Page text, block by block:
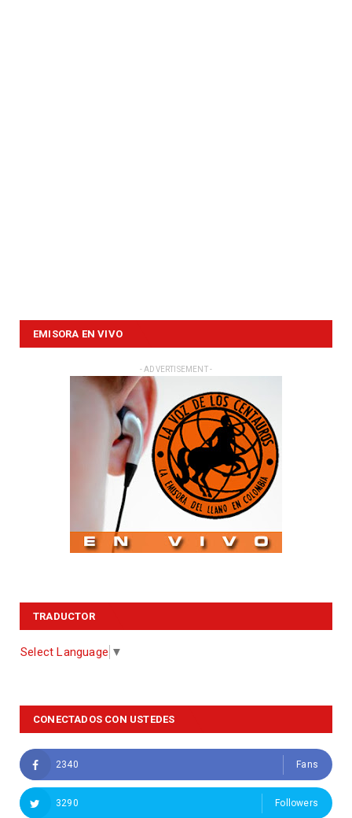
EMISORA EN VIVO
- ADVERTISEMENT -
TRADUCTOR
Select Language ▼
CONECTADOS CON USTEDES
2340 Fans
3290 Followers